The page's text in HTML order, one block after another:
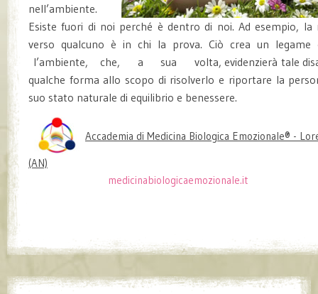
nell’ambiente.
Esiste fuori di noi perché è dentro di noi. Ad esempio, la
verso qualcuno è in chi la prova. Ciò crea un
l’ambiente, che, a sua volta, evidenzierà tale
qualche forma allo scopo di risolverlo e riportare la
suo stato naturale di equilibrio e benessere.
Accademia di Medicina Biologica Emozionale® -
(AN)
medicinabiologicaemozionale.it